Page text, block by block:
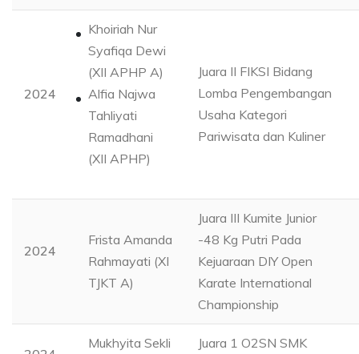
2024
Khoiriah Nur
Syafiqa Dewi
(XII APHP A)
Alfia Najwa
Tahliyati
Ramadhani
(XII APHP)
Juara II FIKSI Bidang
Lomba Pengembangan
Usaha Kategori
Pariwisata dan Kuliner
2024
Frista Amanda
Rahmayati (XI
TJKT A)
Juara III Kumite Junior
-48 Kg Putri Pada
Kejuaraan DIY Open
Karate International
Championship
Mukhyita Sekli
Juara 1 O2SN SMK